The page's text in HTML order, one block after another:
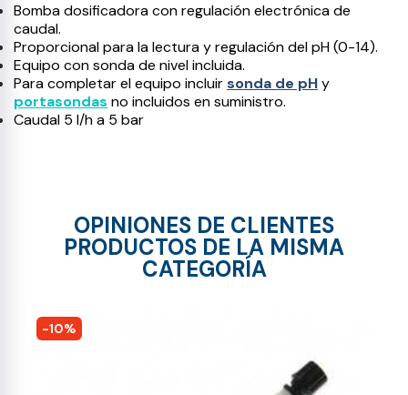
Bomba dosificadora con regulación electrónica de
caudal.
Proporcional para la lectura y regulación del pH (0-14).
Equipo con sonda de nivel incluida.
Para completar el equipo incluirsonda de pHy
portasondas no incluidos en suministro.
Caudal 5 l/h a 5 bar
OPINIONES DE CLIENTES
PRODUCTOS DE LA MISMA
CATEGORÍA
-10%